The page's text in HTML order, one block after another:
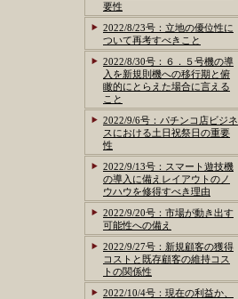
要性
2022/8/23号：立地の優位性に
ついて再考すべきこと
2022/8/30号：６．５号機の導
入を新規則機への移行期と俯
瞰的にとらえた場合に言える
こと
2022/9/6号：パチンコ店ビジネ
スにおける土日祝祭日の重要
性
2022/9/13号：スマート遊技機
の導入に備えレイアウトのノ
ウハウを修得すべき理由
2022/9/20号：市場が動き出す
可能性への備え
2022/9/27号：新規顧客の獲得
コストと既存顧客の維持コス
トの関係性
2022/10/4号：現在の利益か、